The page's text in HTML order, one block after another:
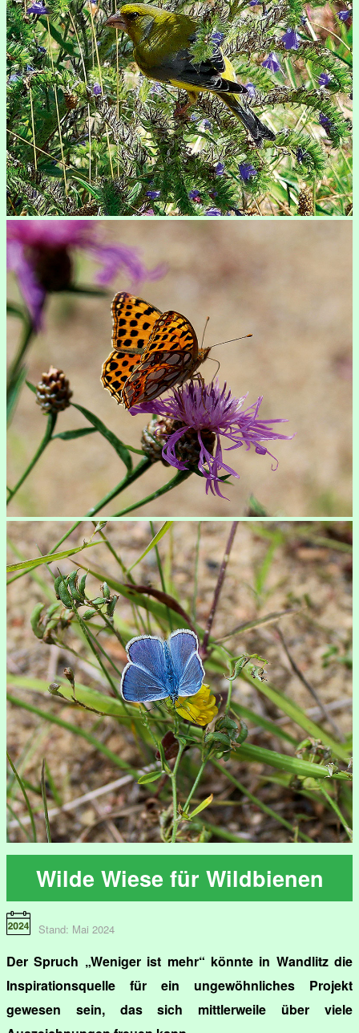
Wilde Wiese für Wildbienen
Stand: Mai 2024
Der Spruch „Weniger ist mehr“ könnte in Wandlitz die
Inspirationsquelle für ein ungewöhnliches Projekt
gewesen sein, das sich mittlerweile über viele